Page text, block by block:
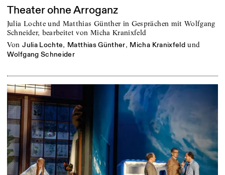
Theater ohne Arroganz
Julia Lochte und Matthias Günther in Gesprächen mit Wolfgang
Schneider, bearbeitet von Micha Kranixfeld
von Julia Lochte, Matthias Günther, Micha Kranixfeld und
Wolfgang Schneider